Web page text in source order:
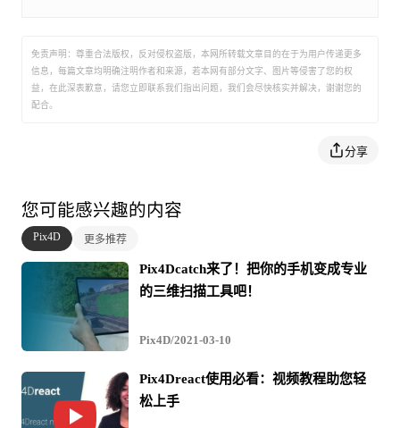
免责声明：尊重合法版权，反对侵权盗版，本网所转载文章目的在于为用户传递更多
信息，每篇文章均明确注明作者和来源，若本网有部分文字、图片等侵害了您的权
益，在此深表歉意，请您立即联系我们指出问题，我们会尽快核实并解决，谢谢您的
配合。
分享
您可能感兴趣的内容
Pix4D 更多推荐
Pix4Dcatch来了！把你的手机变成专业
的三维扫描工具吧！
Pix4D/2021-03-10
Pix4Dreact使用必看：视频教程助您轻
松上手